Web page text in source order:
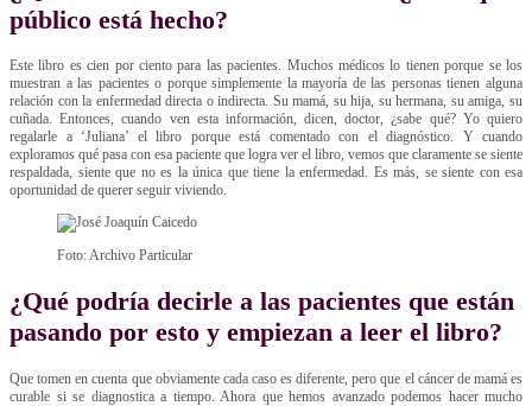
público está hecho?
Este libro es cien por ciento para las pacientes. Muchos médicos lo tienen porque se los
muestran a las pacientes o porque simplemente la mayoría de las personas tienen alguna
relación con la enfermedad directa o indirecta. Su mamá, su hija, su hermana, su amiga, su
cuñada. Entonces, cuando ven esta información, dicen, doctor, ¿sabe qué? Yo quiero
regalarle a ‘Juliana’ el libro porque está comentado con el diagnóstico. Y cuando
exploramos qué pasa con esa paciente que logra ver el libro, vemos que claramente se siente
respaldada, siente que no es la única que tiene la enfermedad. Es más, se siente con esa
oportunidad de querer seguir viviendo.
Foto: Archivo Particular
¿Qué podría decirle a las pacientes que están
pasando por esto y empiezan a leer el libro?
Que tomen en cuenta que obviamente cada caso es diferente, pero que el cáncer de mamá es
curable si se diagnostica a tiempo. Ahora que hemos avanzado podemos hacer mucho